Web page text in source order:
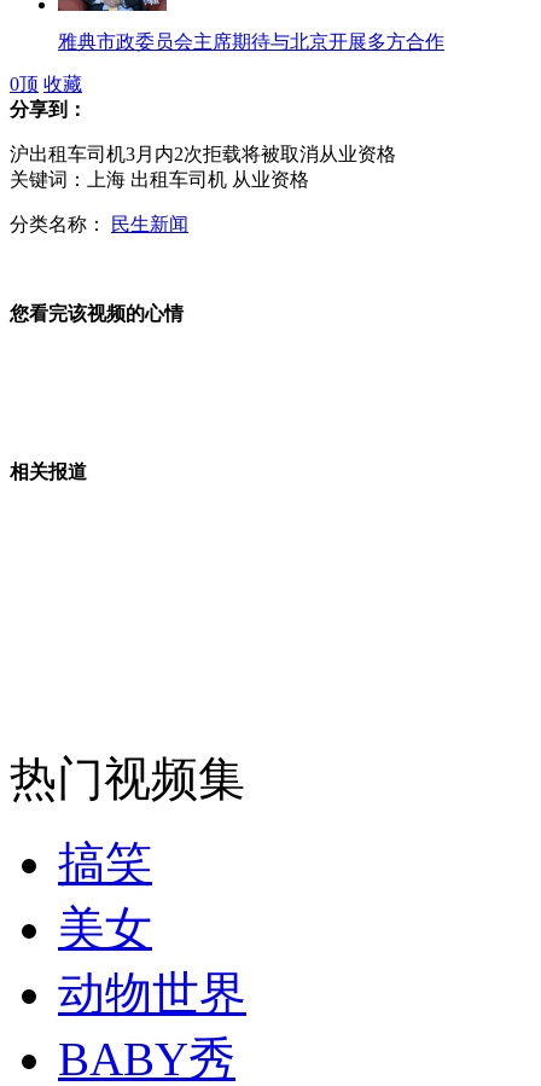
雅典市政委员会主席期待与北京开展多方合作
峨眉山盘山公路发生车祸致1死4伤
山西运城恶犬咬伤多人 警民合力深夜将其击毙
女孩北京地铁殴打老人 痛下狠手拳打脚踢
外交部：反对强权政治霸凌主义
0顶 收藏
分享到：
沪出租车司机3月内2次拒载将被取消从业资格
关键词：上海 出租车司机 从业资格
分类名称： 民生新闻
您看完该视频的心情
相关报道
热门视频集
搞笑
美女
动物世界
BABY秀